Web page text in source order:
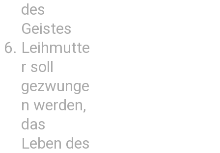
des
Geistes
Leihmutte
r soll
gezwunge
n werden,
das
Leben des